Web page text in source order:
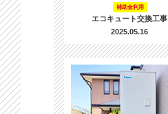
補助金利用
エコキュート交換工事
2025.05.16